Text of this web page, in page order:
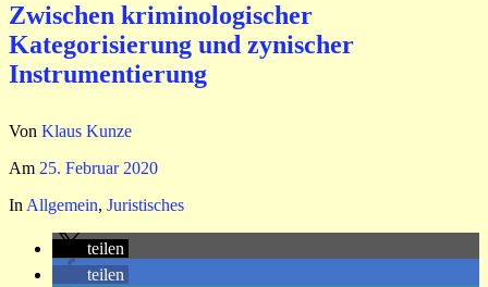
Zwischen kriminologischer
Kategorisierung und zynischer
Instrumentierung
Von Klaus Kunze
Am 25. Februar 2020
In Allgemein, Juristisches
teilen
teilen